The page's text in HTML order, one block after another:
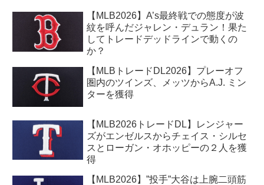
【MLB2026】A’s最終戦での態度が波
紋を呼んだジャレン・デュラン！果た
してトレードデッドラインで動くの
か？
【MLBトレードDL2026】プレーオフ
圏内のツインズ、メッツからA.J. ミン
ターを獲得
【MLB2026トレードDL】レンジャー
ズがエンゼルスからチェイス・シルセ
スとローガン・オホッピーの２人を獲
得
【MLB2026】”投手”大谷は上腕二頭筋